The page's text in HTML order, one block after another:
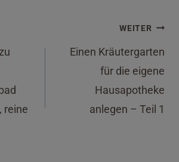
reine
WEITER
Einen Kräutergarten
für die eigene
Hausapotheke
anlegen – Teil 1